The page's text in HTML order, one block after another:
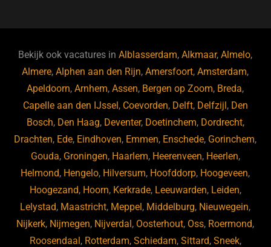
b
o
o
k
ky dI
n
Bekijk ook vacatures inAlblasserdam,Alkmaar,Almelo,
Almere,Alphen aan den Rijn,Amersfoort,Amsterdam,
Apeldoorn,Arnhem,Assen, Bergen op Zoom, Breda,
Capelle aan den IJssel , Coevorden, Delft, Delfzijl , Den
Bosch, Den Haag, Deventer, Doetinchem, Dordrecht,
Drachten, Ede, Eindhoven, Emmen, Enschede, Gorinchem,
Gouda, Groningen, Haarlem, Heerenveen, Heerlen,
Helmond, Hengelo, Hilversum, Hoofddorp, Hoogeveen,
Hoogezand, Hoorn, Kerkrade, Leeuwarden, Leiden,
Lelystad, Maastricht, Meppel , Middelburg, Nieuwegein,
Nijkerk, Nijmegen, Nijverdal , Oosterhout, Oss, Roermond,
Roosendaal , Rotterdam, Schiedam, Sittard, Sneek,